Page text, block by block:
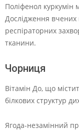
Поліфенол куркумін
Дослідження вчених
респіраторних
тканини.
Чорниця
Вітамін До, що
білкових структур
Ягода-незамінний